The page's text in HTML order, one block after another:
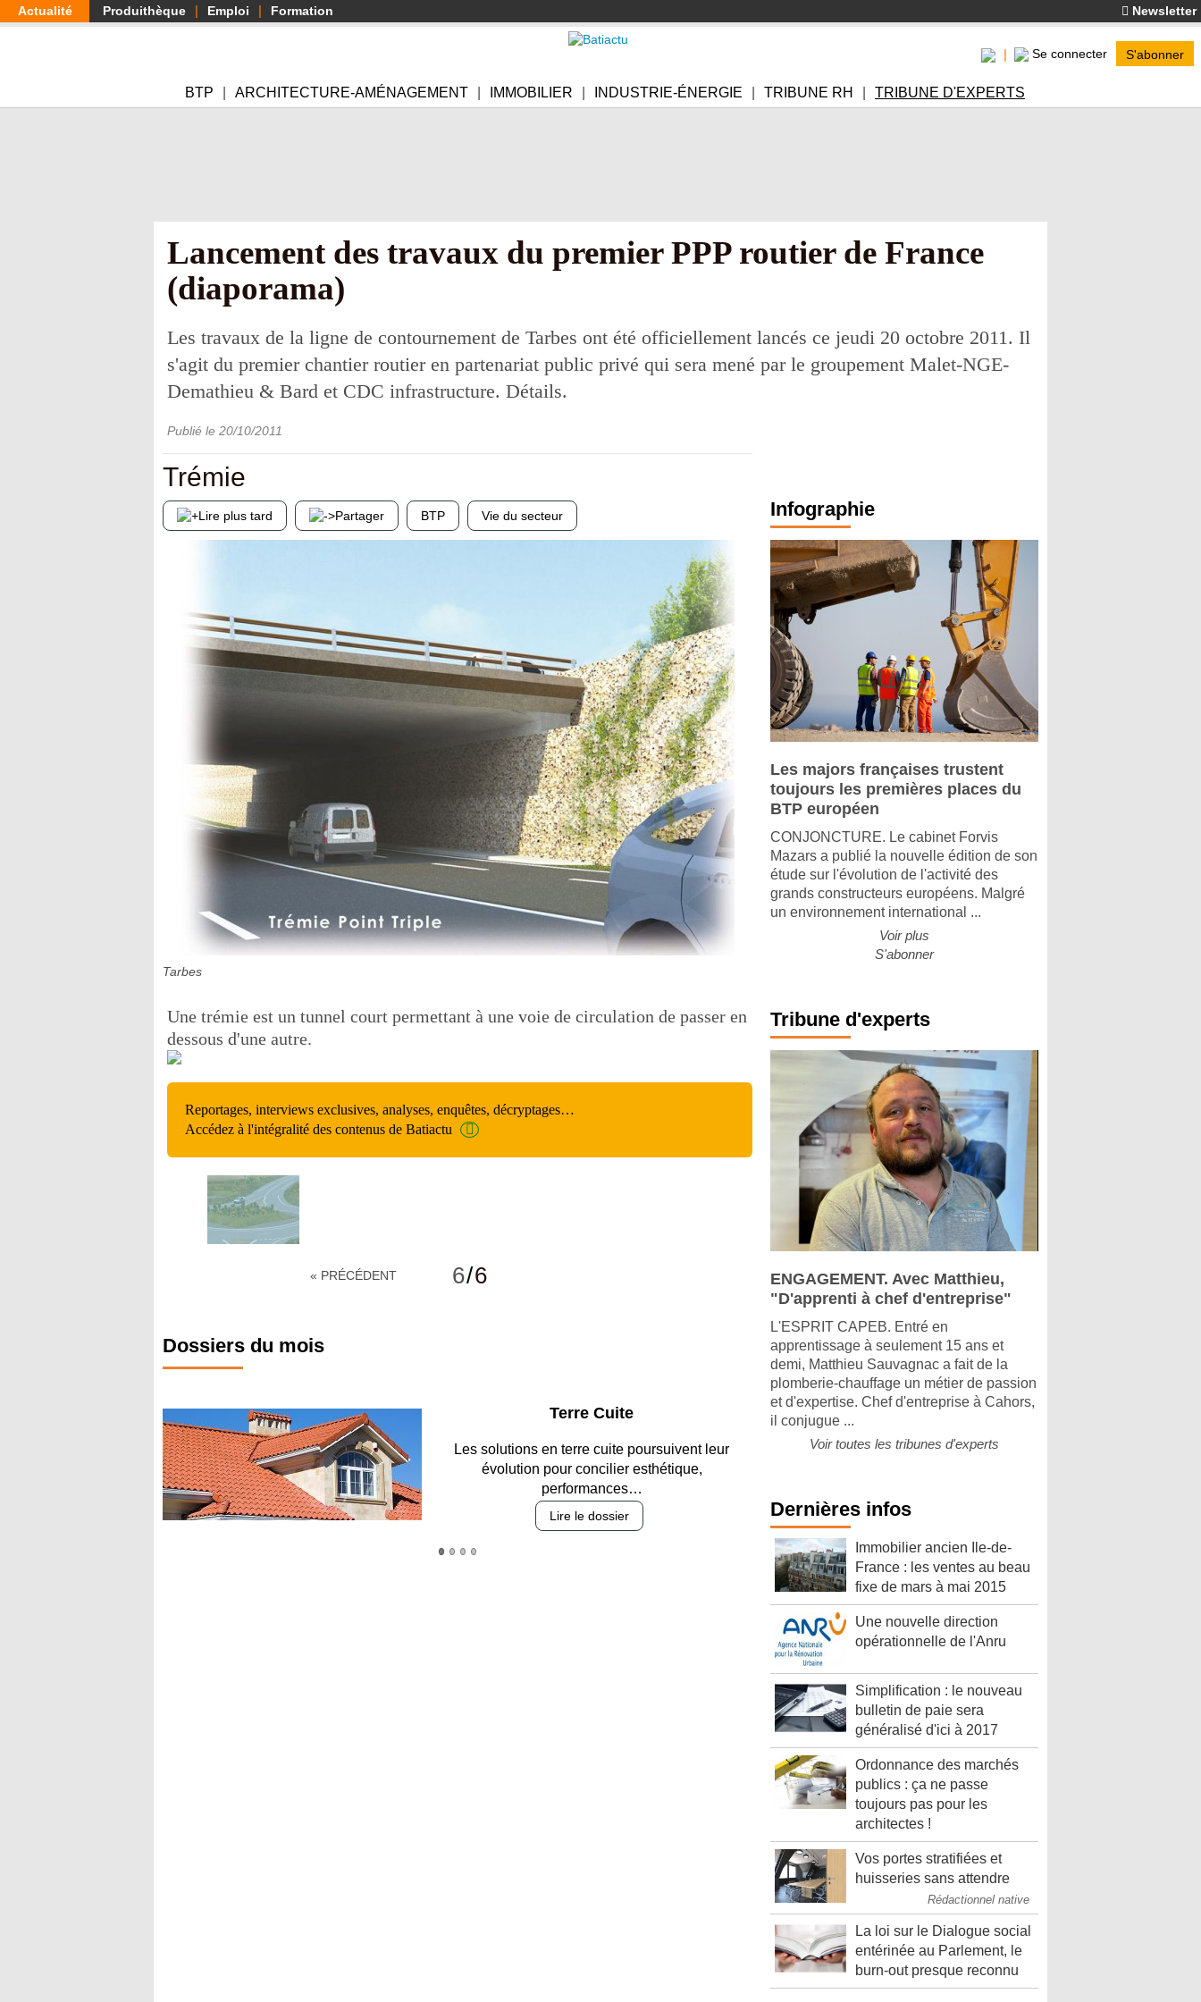
Aller
au
Actualité Produithèque Emploi Formation Newsletter
Se connecter S'abonner
BTP ARCHITECTURE-AMÉNAGEMENT IMMOBILIER INDUSTRIE-ÉNERGIE TRIBUNE RH TRIBUNE D'EXPERTS
Lancement des travaux du premier PPP routier de France
(diaporama)
Les travaux de la ligne de contournement de Tarbes ont été officiellement lancés ce jeudi 20 octobre 2011. Il
s'agit du premier chantier routier en partenariat public privé qui sera mené par le groupement Malet-NGE-
Demathieu & Bard et CDC infrastructure. Détails.
Publié le 20/10/2011
Trémie
Lire plus tard Partager BTP Vie du secteur
Tarbes
Une trémie est un tunnel court permettant à une voie de circulation de passer en
dessous d'une autre.
Reportages, interviews exclusives, analyses, enquêtes, décryptages…
Accédez à l'intégralité des contenus de Batiactu
« PRÉCÉDENT 6/6
Dossiers du mois
Parking et garages
Entre circulation, sécurisation des accès, durabilité
des revêtements et intégration…
Lire le dossier
Infographie
Les majors françaises trustent
toujours les premières places du
BTP européen
CONJONCTURE. Le cabinet Forvis
Mazars a publié la nouvelle édition de son
étude sur l'évolution de l'activité des
grands constructeurs européens. Malgré
un environnement international ...
Voir plus
S'abonner
Tribune d'experts
ENGAGEMENT. Avec Matthieu,
"D'apprenti à chef d'entreprise"
L'ESPRIT CAPEB. Entré en
apprentissage à seulement 15 ans et
demi, Matthieu Sauvagnac a fait de la
plomberie-chauffage un métier de passion
et d'expertise. Chef d'entreprise à Cahors,
il conjugue ...
Voir toutes les tribunes d'experts
Dernières infos
Immobilier ancien Ile-de-
France : les ventes au beau
fixe de mars à mai 2015
Une nouvelle direction
opérationnelle de l'Anru
Simplification : le nouveau
bulletin de paie sera
généralisé d'ici à 2017
Ordonnance des marchés
publics : ça ne passe
toujours pas pour les
architectes !
Vos portes stratifiées et
huisseries sans attendre
Rédactionnel native
La loi sur le Dialogue social
entérinée au Parlement, le
burn-out presque reconnu